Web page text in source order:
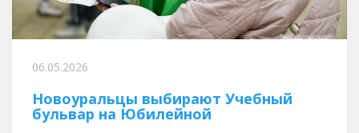
06.05.2026
Новоуральцы выбирают Учебный
бульвар на Юбилейной